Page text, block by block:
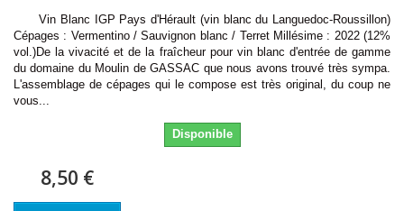
Vin Blanc IGP Pays d'Hérault (vin blanc du Languedoc-Roussillon)
Cépages : Vermentino / Sauvignon blanc / Terret Millésime : 2022 (12%
vol.)De la vivacité et de la fraîcheur pour vin blanc d'entrée de gamme
du domaine du Moulin de GASSAC que nous avons trouvé très sympa.
L'assemblage de cépages qui le compose est très original, du coup ne
vous...
Disponible
8,50 €